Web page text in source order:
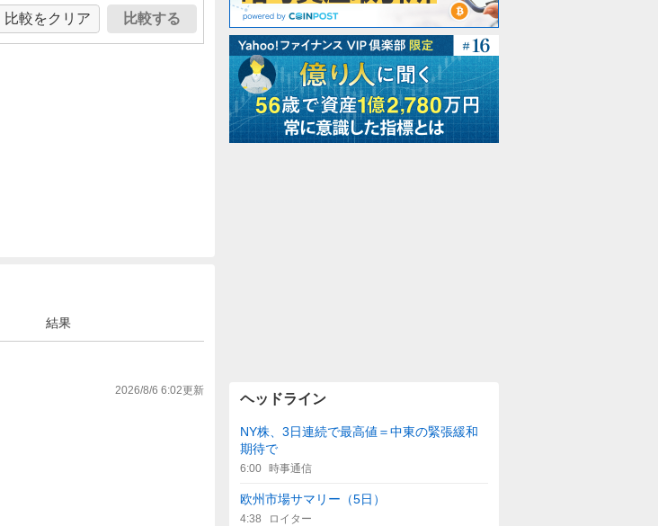
比較をクリア 比較する
結果
2026/8/6 6:02更新
ヘッドライン
NY株、3日連続で最高値＝中東の緊張緩和
期待で
6:00 時事通信
欧州市場サマリー（5日）
4:38 ロイター